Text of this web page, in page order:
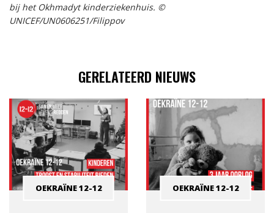
bij het Okhmadyt kinderziekenhuis. ©
UNICEF/UN0606251/Filippov
GERELATEERD NIEUWS
OEKRAÏNE 12-12 OEKRAÏNE 12-12